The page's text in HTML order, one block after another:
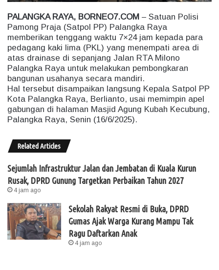
PALANGKA RAYA, BORNEO7.COM – Satuan Polisi
Pamong Praja (Satpol PP) Palangka Raya
memberikan tenggang waktu 7×24 jam kepada para
pedagang kaki lima (PKL) yang menempati area di
atas drainase di sepanjang Jalan RTA Milono
Palangka Raya untuk melakukan pembongkaran
bangunan usahanya secara mandiri.
Hal tersebut disampaikan langsung Kepala Satpol PP
Kota Palangka Raya, Berlianto, usai memimpin apel
gabungan di halaman Masjid Agung Kubah Kecubung,
Palangka Raya, Senin (16/6/2025).
Related Articles
Sejumlah Infrastruktur Jalan dan Jembatan di Kuala Kurun
Rusak, DPRD Gunung Targetkan Perbaikan Tahun 2027
4 jam ago
Sekolah Rakyat Resmi di Buka, DPRD
Gumas Ajak Warga Kurang Mampu Tak
Ragu Daftarkan Anak
4 jam ago